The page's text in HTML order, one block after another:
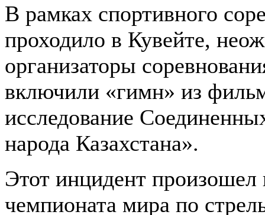
В рамках спортивного
проходило в Кувейте,
организаторы
включили «гимн» из
исследование
народа Казахстана».
Этот инцидент произошел
чемпионата мира по